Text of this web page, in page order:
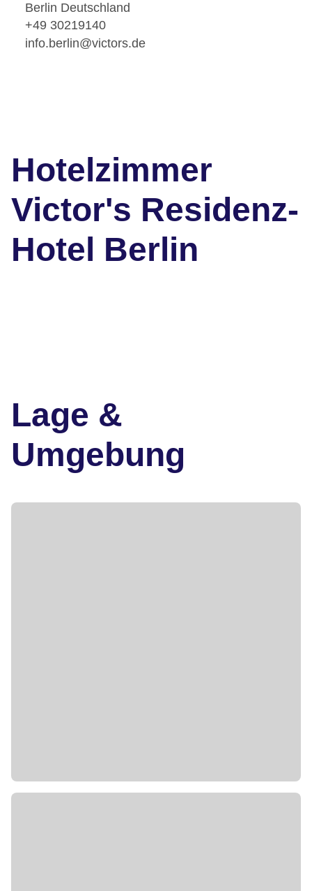
Berlin Deutschland
+49 30219140
info.berlin@victors.de
Hotelzimmer
Victor's Residenz-
Hotel Berlin
Lage &
Umgebung